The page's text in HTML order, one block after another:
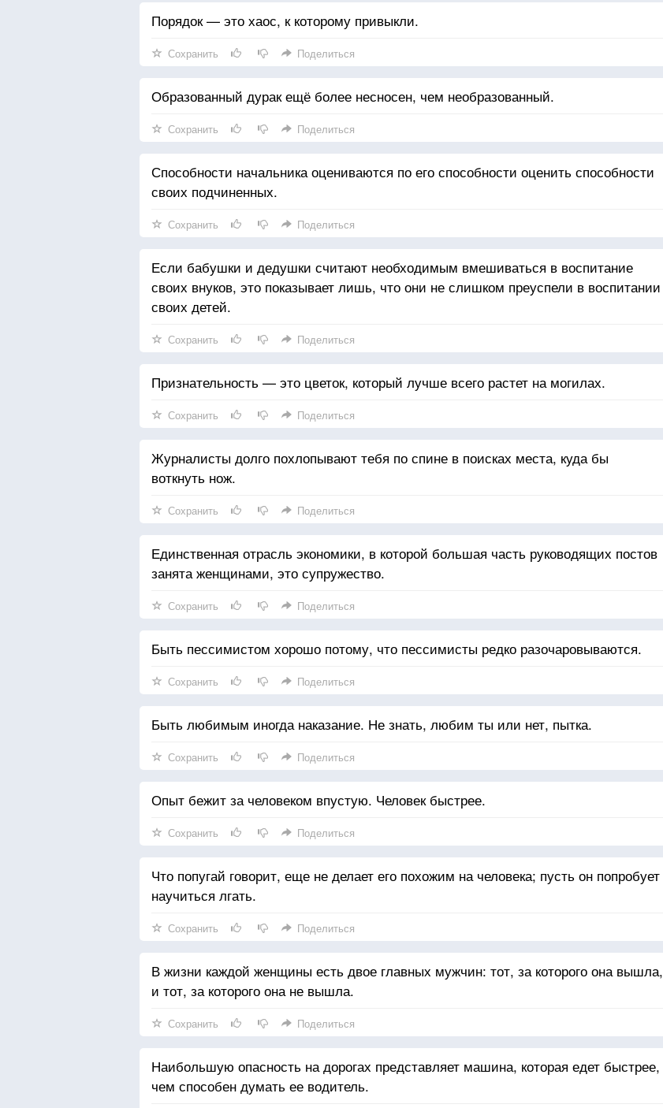
Порядок — это хаос, к которому привыкли.
Сохранить Поделиться
Образованный дурак ещё более несносен, чем необразованный.
Сохранить Поделиться
Способности начальника оцениваются по его способности оценить способности
своих подчиненных.
Сохранить Поделиться
Если бабушки и дедушки считают необходимым вмешиваться в воспитание
своих внуков, это показывает лишь, что они не слишком преуспели в воспитании
своих детей.
Сохранить Поделиться
Признательность — это цветок, который лучше всего растет на могилах.
Сохранить Поделиться
Журналисты долго похлопывают тебя по спине в поисках места, куда бы
воткнуть нож.
Сохранить Поделиться
Единственная отрасль экономики, в которой большая часть руководящих постов
занята женщинами, это супружество.
Сохранить Поделиться
Быть пессимистом хорошо потому, что пессимисты редко разочаровываются.
Сохранить Поделиться
Быть любимым иногда наказание. Не знать, любим ты или нет, пытка.
Сохранить Поделиться
Опыт бежит за человеком впустую. Человек быстрее.
Сохранить Поделиться
Что попугай говорит, еще не делает его похожим на человека; пусть он попробует
научиться лгать.
Сохранить Поделиться
В жизни каждой женщины есть двое главных мужчин: тот, за которого она вышла,
и тот, за которого она не вышла.
Сохранить Поделиться
Наибольшую опасность на дорогах представляет машина, которая едет быстрее,
чем способен думать ее водитель.